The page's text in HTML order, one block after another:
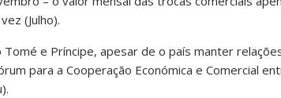
(Julho).
Tomé e Príncipe, apesar de o país manter
para a Cooperação Económica e Comercial